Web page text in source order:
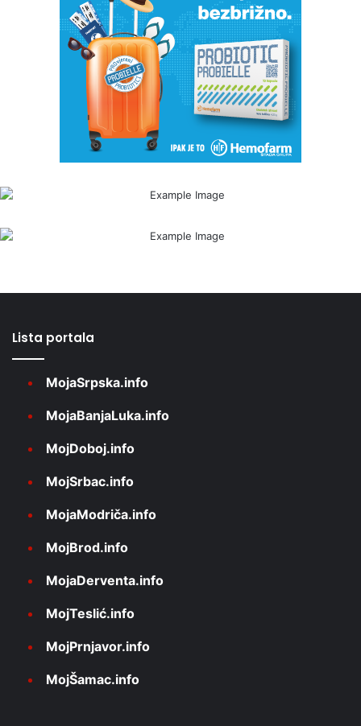
Lista portala
MojaSrpska.info
MojaBanjaLuka.info
MojDoboj.info
MojSrbac.info
MojaModriča.info
MojBrod.info
MojaDerventa.info
MojTeslić.info
MojPrnjavor.info
MojŠamac.info